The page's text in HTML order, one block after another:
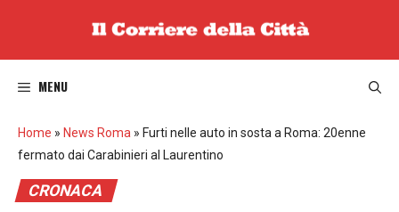
MENU
Home » News Roma » Furti nelle auto in sosta a Roma: 20enne
fermato dai Carabinieri al Laurentino
CRONACA